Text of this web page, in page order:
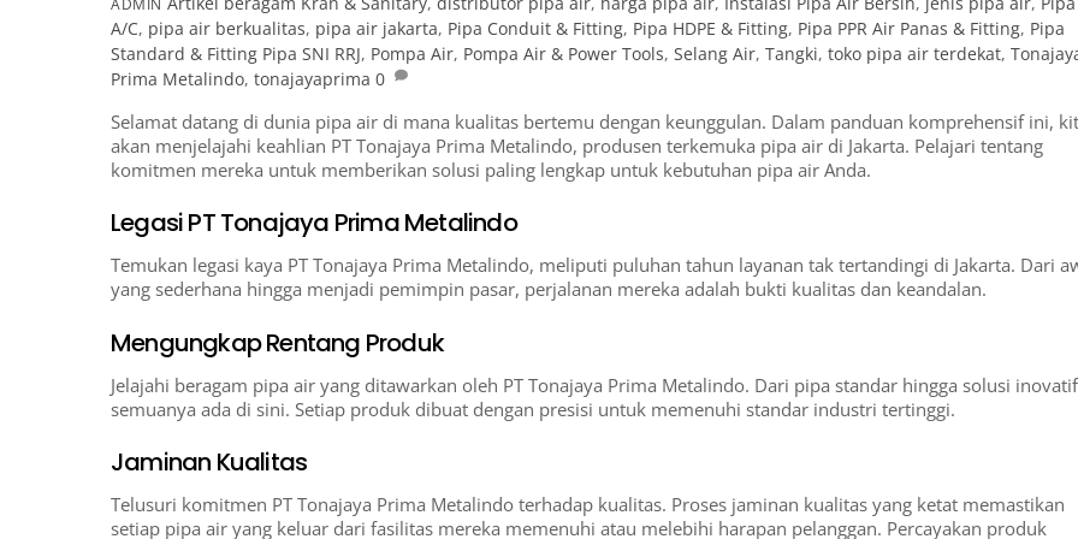
ADMIN
A/C, pipa air berkualitas, pipa air jakarta, Pipa Conduit & Fitting, Pipa HDPE & Fitting, Pipa PPR Air Panas & Fitting, Pipa
Standard & Fitting Pipa SNI RRJ, Pompa Air, Pompa Air & Power Tools, Selang Air, Tangki, toko pipa air terdekat,
Prima Metalindo, tonajayaprima 0
Selamat datang di dunia pipa air di mana kualitas bertemu dengan keunggulan. Dalam panduan komprehensif ini,
akan menjelajahi keahlian PT Tonajaya Prima Metalindo, produsen terkemuka pipa air di Jakarta. Pelajari tentang
komitmen mereka untuk memberikan solusi paling lengkap untuk kebutuhan pipa air Anda.
Legasi PT Tonajaya Prima Metalindo
Temukan legasi kaya PT Tonajaya Prima Metalindo, meliputi puluhan tahun layanan tak tertandingi di Jakarta. Dari
yang sederhana hingga menjadi pemimpin pasar, perjalanan mereka adalah bukti kualitas dan keandalan.
Mengungkap Rentang Produk
Jelajahi beragam pipa air yang ditawarkan oleh PT Tonajaya Prima Metalindo. Dari pipa standar hingga solusi
semuanya ada di sini. Setiap produk dibuat dengan presisi untuk memenuhi standar industri tertinggi.
Jaminan Kualitas
Telusuri komitmen PT Tonajaya Prima Metalindo terhadap kualitas. Proses jaminan kualitas yang ketat memastikan
setiap pipa air yang keluar dari fasilitas mereka memenuhi atau melebihi harapan pelanggan. Percayakan produk